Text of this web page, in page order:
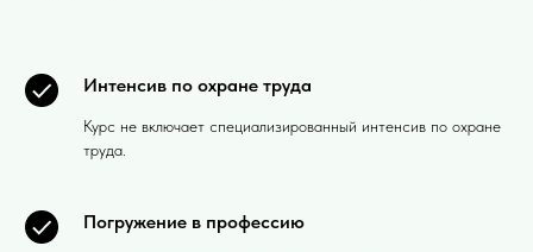
Интенсив по охране труда
Курс не включает специализированный интенсив по охране
труда.
Погружение в профессию